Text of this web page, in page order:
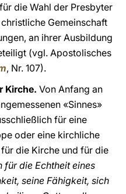
die Wahl der Presbyter
Gemeinschaft
an ihrer Ausbildung
(vgl. Apostolisches
, Nr. 107).
Kirche. Von Anfang an
«Sinnes»
für eine
oder eine kirchliche
die Kirche und für die
für die Echtheit eines
seine Fähigkeit, sich